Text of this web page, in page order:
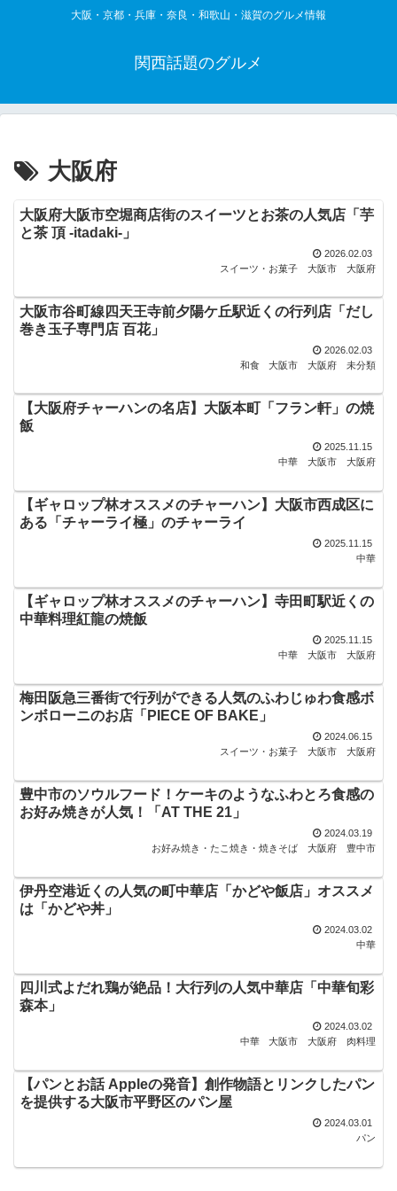
大阪・京都・兵庫・奈良・和歌山・滋賀のグルメ情報
関西話題のグルメ
大阪府
大阪府大阪市空堀商店街のスイーツとお茶の人気店「芋
と茶 頂 -itadaki-」
2026.02.03
スイーツ・お菓子
大阪市 大阪府
大阪市谷町線四天王寺前夕陽ケ丘駅近くの行列店「だし
巻き玉子専門店 百花」
2026.02.03
和食
大阪市 大阪府 未分類
【大阪府チャーハンの名店】大阪本町「フラン軒」の焼
飯
2025.11.15
中華
大阪市 大阪府
【ギャロップ林オススメのチャーハン】大阪市西成区に
ある「チャーライ極」のチャーライ
2025.11.15
中華
【ギャロップ林オススメのチャーハン】寺田町駅近くの
中華料理紅龍の焼飯
2025.11.15
中華
大阪市 大阪府
梅田阪急三番街で行列ができる人気のふわじゅわ食感ボ
ンボローニのお店「PIECE OF BAKE」
2024.06.15
スイーツ・お菓子
大阪市 大阪府
豊中市のソウルフード！ケーキのようなふわとろ食感の
お好み焼きが人気！「AT THE 21」
2024.03.19
お好み焼き・たこ焼き・焼きそば
大阪府 豊中市
伊丹空港近くの人気の町中華店「かどや飯店」オススメ
は「かどや丼」
2024.03.02
中華
四川式よだれ鶏が絶品！大行列の人気中華店「中華旬彩
森本」
2024.03.02
中華
大阪市 大阪府 肉料理
【パンとお話 Appleの発音】創作物語とリンクしたパン
を提供する大阪市平野区のパン屋
2024.03.01
パン